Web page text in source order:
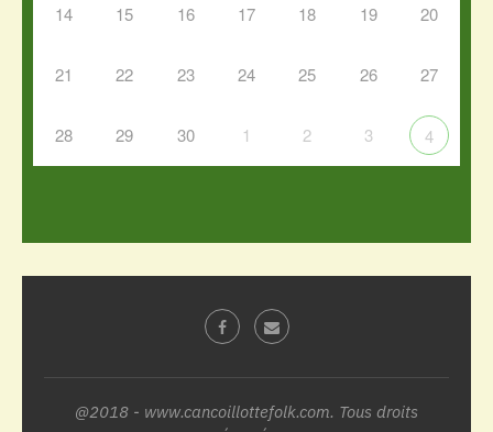
14 15 16 17 18 19 20
21 22 23 24 25 26 27
28 29 30 1 2 3 4
@2018 - www.cancoillottefolk.com. Tous droits